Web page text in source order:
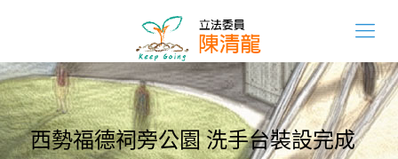
西勢福德祠旁公園 洗手台裝設完成